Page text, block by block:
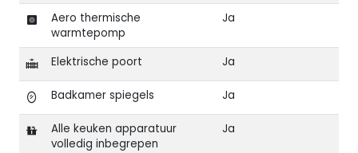
Aero thermische
warmtepomp
Ja
Elektrische poort Ja
Badkamer spiegels Ja
Alle keuken apparatuur
volledig inbegrepen
Ja